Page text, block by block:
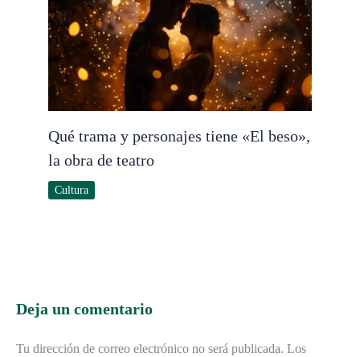
Qué trama y personajes tiene «El beso»,
la obra de teatro
Cultura
Deja un comentario
Tu dirección de correo electrónico no será publicada. Los